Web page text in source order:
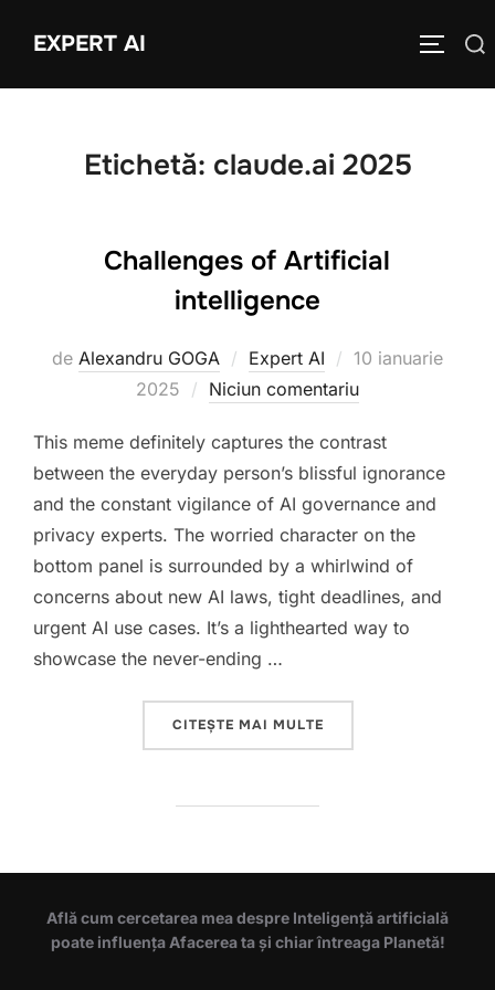
EXPERT AI
Caută
Etichetă: claude.ai 2025
Challenges of Artificial
intelligence
de Alexandru GOGA Expert AI
Publicat
pe
10 ianuarie
2025
Niciun comentariu
This meme definitely captures the contrast
between the everyday person’s blissful ignorance
and the constant vigilance of AI governance and
privacy experts. The worried character on the
bottom panel is surrounded by a whirlwind of
concerns about new AI laws, tight deadlines, and
urgent AI use cases. It’s a lighthearted way to
showcase the never-ending …
CITEȘTE MAI MULTE„CHALLENGES OF
Află cum cercetarea mea despre Inteligență artificială
poate influența Afacerea ta și chiar întreaga Planetă!